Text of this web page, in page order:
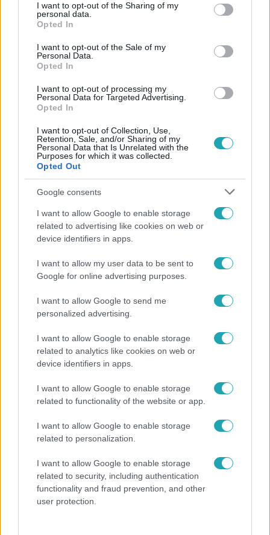
not limited to your visit or usage behaviour. You may click to
grant or deny consent to Google and its third-party tags to
use your data for below specified purposes in below Google
consent section.
I want to opt-out of the Sharing of my
personal data.
Opted In
I want to opt-out of the Sale of my
Personal Data.
Opted In
I want to opt-out of processing my
Personal Data for Targeted Advertising.
Opted In
I want to opt-out of Collection, Use,
Retention, Sale, and/or Sharing of my
Personal Data that Is Unrelated with the
Purposes for which it was collected.
Opted Out
Google consents
I want to allow Google to enable storage
related to advertising like cookies on web or
device identifiers in apps.
I want to allow my user data to be sent to
Google for online advertising purposes.
I want to allow Google to send me
personalized advertising.
I want to allow Google to enable storage
related to analytics like cookies on web or
device identifiers in apps.
I want to allow Google to enable storage
related to functionality of the website or app.
I want to allow Google to enable storage
related to personalization.
I want to allow Google to enable storage
related to security, including authentication
functionality and fraud prevention, and other
user protection.
megsérültek.
2023. július 11. 12:40
11 év után havazik egy dél-afrikai nagyvárosban
Johannesburgban utoljára 2012-ben esett a hó.
Mérgező gázt használtak az illegális bányászok,
megöltek vele 16 embert
Arany feldolgozására használták a nitrátgázt.